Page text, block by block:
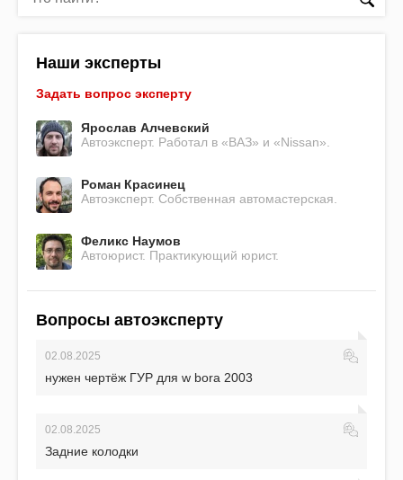
Наши эксперты
Задать вопрос эксперту
Ярослав Алчевский
Автоэксперт. Работал в «ВАЗ» и «Nissan».
Роман Красинец
Автоэксперт. Собственная автомастерская.
Феликс Наумов
Автоюрист. Практикующий юрист.
Вопросы автоэксперту
02.08.2025
нужен чертёж ГУР для w bora 2003
02.08.2025
Задние колодки